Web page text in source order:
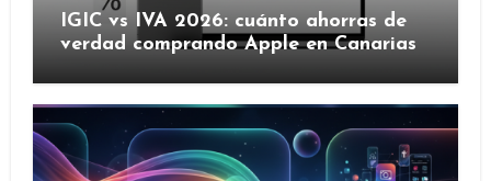
IGIC vs IVA 2026: cuánto ahorras de
verdad comprando Apple en Canarias